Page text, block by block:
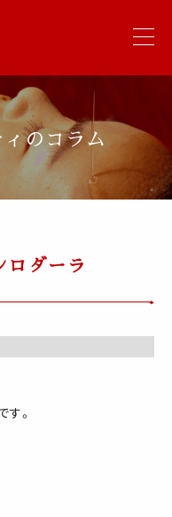
のコラム
ロダーラ
。